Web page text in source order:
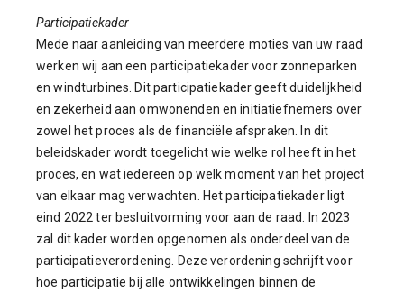
Participatiekader
Mede naar aanleiding van meerdere moties van uw raad
werken wij aan een participatiekader voor zonneparken
en windturbines. Dit participatiekader geeft duidelijkheid
en zekerheid aan omwonenden en initiatiefnemers over
zowel het proces als de financiële afspraken. In dit
beleidskader wordt toegelicht wie welke rol heeft in het
proces, en wat iedereen op welk moment van het project
van elkaar mag verwachten. Het participatiekader ligt
eind 2022 ter besluitvorming voor aan de raad. In 2023
zal dit kader worden opgenomen als onderdeel van de
participatieverordening. Deze verordening schrijft voor
hoe participatie bij alle ontwikkelingen binnen de